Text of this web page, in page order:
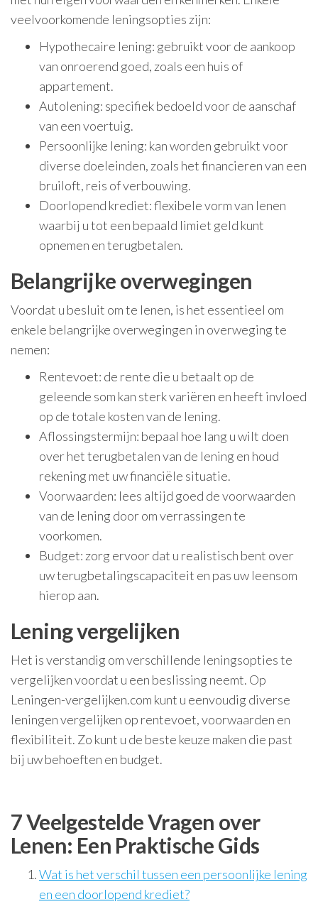
veelvoorkomende leningsopties zijn:
Hypothecaire lening: gebruikt voor de aankoop
van onroerend goed, zoals een huis of
appartement.
Autolening: specifiek bedoeld voor de aanschaf
van een voertuig.
Persoonlijke lening: kan worden gebruikt voor
diverse doeleinden, zoals het financieren van een
bruiloft, reis of verbouwing.
Doorlopend krediet: flexibele vorm van lenen
waarbij u tot een bepaald limiet geld kunt
opnemen en terugbetalen.
Belangrijke overwegingen
Voordat u besluit om te lenen, is het essentieel om
enkele belangrijke overwegingen in overweging te
nemen:
Rentevoet: de rente die u betaalt op de
geleende som kan sterk variëren en heeft invloed
op de totale kosten van de lening.
Aflossingstermijn: bepaal hoe lang u wilt doen
over het terugbetalen van de lening en houd
rekening met uw financiële situatie.
Voorwaarden: lees altijd goed de voorwaarden
van de lening door om verrassingen te
voorkomen.
Budget: zorg ervoor dat u realistisch bent over
uw terugbetalingscapaciteit en pas uw leensom
hierop aan.
Lening vergelijken
Het is verstandig om verschillende leningsopties te
vergelijken voordat u een beslissing neemt. Op
Leningen-vergelijken.com kunt u eenvoudig diverse
leningen vergelijken op rentevoet, voorwaarden en
flexibiliteit. Zo kunt u de beste keuze maken die past
bij uw behoeften en budget.
7 Veelgestelde Vragen over
Lenen: Een Praktische Gids
Wat is het verschil tussen een persoonlijke lening
en een doorlopend krediet?